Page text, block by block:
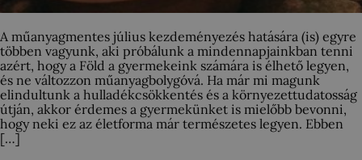
A műanyagmentes július kezdeményezés hatására (is) egyre
többen vagyunk, aki próbálunk a mindennapjainkban tenni
azért, hogy a Föld a gyermekeink számára is élhető legyen,
és ne változzon műanyagbolygóvá. Ha már mi magunk
elindultunk a hulladékcsökkentés és a környezettudatosság
útján, akkor érdemes a gyermekünket is mielőbb bevonni,
hogy neki ez az életforma már természetes legyen. Ebben
[…]